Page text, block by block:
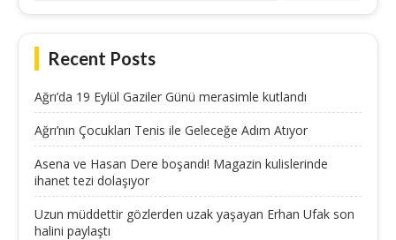
Recent Posts
Ağrı’da 19 Eylül Gaziler Günü merasimle kutlandı
Ağrı’nın Çocukları Tenis ile Geleceğe Adım Atıyor
Asena ve Hasan Dere boşandı! Magazin kulislerinde
ihanet tezi dolaşıyor
Uzun müddettir gözlerden uzak yaşayan Erhan Ufak son
halini paylaştı